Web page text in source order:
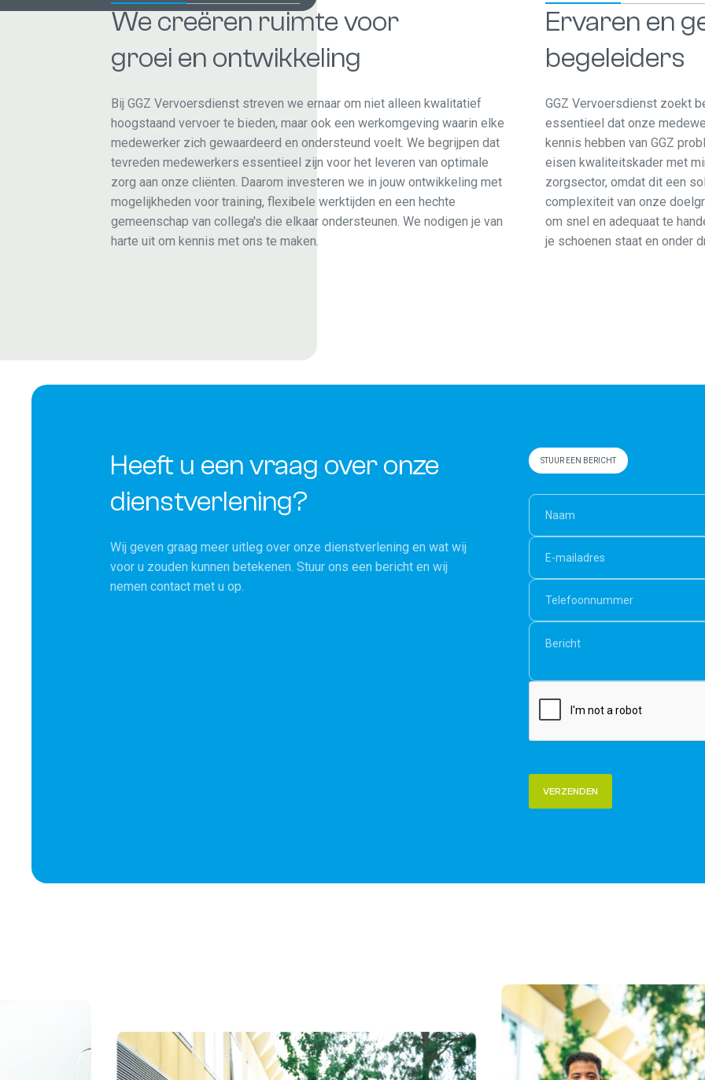
We creëren ruimte voor
groei en ontwikkeling
Bij GGZ Vervoersdienst streven we ernaar om niet alleen kwalitatief
hoogstaand vervoer te bieden, maar ook een werkomgeving waarin elke
medewerker zich gewaardeerd en ondersteund voelt. We begrijpen dat
tevreden medewerkers essentieel zijn voor het leveren van optimale
zorg aan onze cliënten. Daarom investeren we in jouw ontwikkeling met
mogelijkheden voor training, flexibele werktijden en een hechte
gemeenschap van collega's die elkaar ondersteunen. We nodigen je van
harte uit om kennis met ons te maken.
Ervaren en
begeleiders
GGZ Vervoersdienst zoekt
essentieel dat onze
kennis hebben van GGZ
eisen kwaliteitskader met
zorgsector, omdat dit een
complexiteit van onze
om snel en adequaat te
je schoenen staat en onder
Heeft u een vraag over onze
dienstverlening?
Wij geven graag meer uitleg over onze dienstverlening en wat wij
voor u zouden kunnen betekenen. Stuur ons een bericht en wij
nemen contact met u op.
STUUR EEN BERICHT